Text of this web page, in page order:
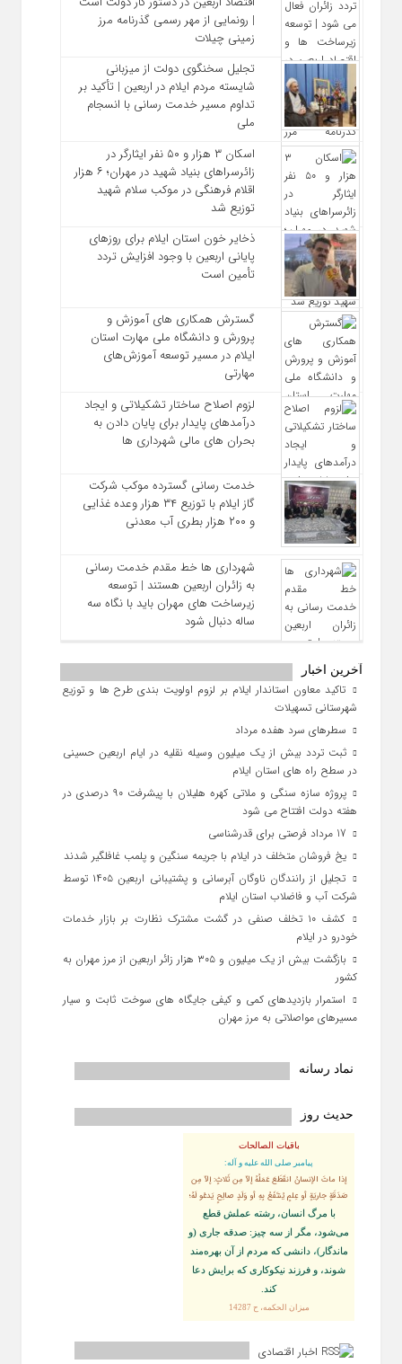
| رونمایی از مهر رسمی گذرنامه مرز
زمینی چیلات
تجلیل سخنگوی دولت از میزبانی
شایسته مردم ایلام در اربعین | تأکید بر
تداوم مسیر خدمت‌ رسانی با انسجام
ملی
اسکان ۳ هزار و ۵۰ نفر ایثارگر در
زائرسراهای بنیاد شهید در مهران؛ ۶ هزار
اقلام فرهنگی در موکب سلام شهید
توزیع شد
ذخایر خون استان ایلام برای روزهای
پایانی اربعین با وجود افزایش تردد
تأمین است
گسترش همکاری‌ های آموزش و
پرورش و دانشگاه ملی مهارت استان
ایلام در مسیر توسعه آموزش‌های
مهارتی
لزوم اصلاح ساختار تشکیلاتی و ایجاد
درآمدهای پایدار برای پایان دادن به
بحران‌ های مالی شهرداری‌ ها
خدمت رسانی گسترده موکب شرکت
گاز ایلام با توزیع ۳۴ هزار وعده غذایی
و ۲۰۰ هزار بطری آب معدنی
شهرداری‌ ها خط مقدم خدمت ‌رسانی
به زائران اربعین هستند | توسعه
زیرساخت ‌های مهران باید با نگاه سه‌
ساله دنبال شود
آخرین اخبار
تاکید معاون استاندار ایلام بر لزوم اولویت‌ بندی طرح‌ ها و توزیع
شهرستانی تسهیلات
سطرهای سرد هفده مرداد
ثبت تردد بیش از یک میلیون وسیله نقلیه در ایام اربعین حسینی
در سطح راه‌ های استان ایلام
پروژه سازه سنگی و ملاتی کهره هلیلان با پیشرفت ۹۰ درصدی در
هفته دولت افتتاح می شود
یخ‌ فروشان متخلف در ایلام با جریمه سنگین و پلمب غافلگیر شدند
تجلیل از رانندگان ناوگان آبرسانی و پشتیبانی اربعین ۱۴۰۵ توسط
شرکت آب و فاضلاب استان ایلام
کشف ۱۰ تخلف صنفی در گشت مشترک نظارت بر بازار خدمات
خودرو در ایلام
بازگشت بیش از یک میلیون و ۳۰۵ هزار زائر اربعین از مرز مهران به
کشور
استمرار بازدیدهای کمی و کیفی جایگاه‌ های سوخت ثابت و سیار
مسیرهای مواصلاتی به مرز مهران
نماد رسانه
حدیث روز
باقیات الصالحات
پيامبر صلى‏ الله‏ عليه ‏و‏ آله:
إذا ماتَ الإنسانُ انقَطَعَ عَمَلُهُ إلاّ مِن ثَلاثٍ: إلاّ مِن
صَدَقَةٍ جاريَةٍ أو عِلمٍ يُنتَفَعُ بِهِ أو وَلَدٍ صالِحٍ يَدعُو لَهُ؛
با مرگ انسان، رشته عملش قطع
مى‌شود، مگر از سه چيز: صدقه جارى (و
ماندگار)، دانشى كه مردم از آن بهره‏‌مند
شوند، و فرزند نيكوكارى كه برايش دعا
كند.
ميزان الحكمه، ح 14287
اخبار اقتصادی